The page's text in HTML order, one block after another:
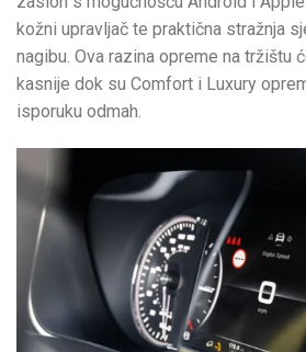
kožni upravljač te praktična stražnja
nagibu. Ova razina opreme na tržištu
kasnije dok su Comfort i Luxury
isporuku odmah.